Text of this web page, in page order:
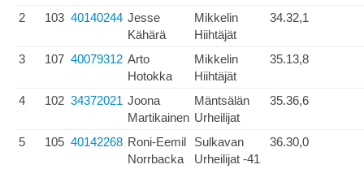
2 103 40140244 Jesse
Kähärä
Mikkelin
Hiihtäjät
34.32,1
3 107 40079312 Arto
Hotokka
Mikkelin
Hiihtäjät
35.13,8
4 102 34372021 Joona
Martikainen
Mäntsälän
Urheilijat
35.36,6
5 105 40142268 Roni-Eemil
Norrbacka
Sulkavan
Urheilijat -41
36.30,0